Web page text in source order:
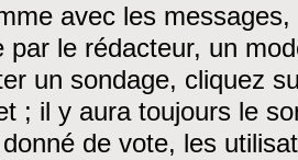
avec les
par le rédacteur, un
un sondage, cliquez
; il y aura toujours le
donné de vote, les